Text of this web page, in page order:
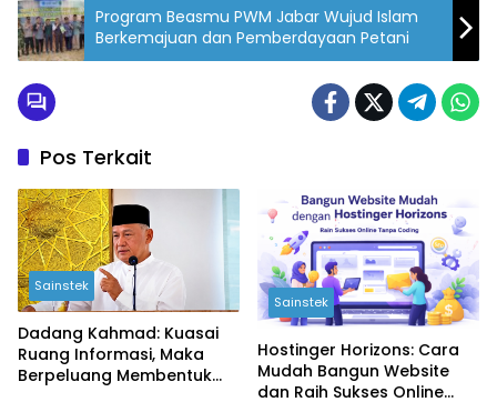
Program Beasmu PWM Jabar Wujud Islam
Berkemajuan dan Pemberdayaan Petani
Pos Terkait
Sainstek
Dadang Kahmad: Kuasai
Ruang Informasi, Maka
Berpeluang Membentuk
Sainstek
Hostinger Horizons: Cara
Mudah Bangun Website
dan Raih Sukses Online